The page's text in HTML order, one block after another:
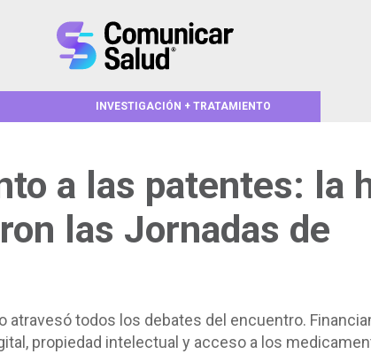
INVESTIGACIÓN + TRATAMIENTO
a las patentes: la
las Jornadas de
atravesó todos los debates del encuentro.
propiedad intelectual y acceso a los